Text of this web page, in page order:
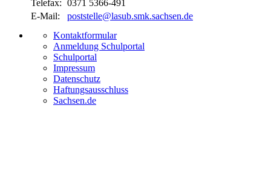
Telefax: 0371 5366-491
E-Mail:
poststelle@lasub.smk.sachsen.de
Kontaktformular
Anmeldung Schulportal
Schulportal
Impressum
Datenschutz
Haftungsausschluss
Sachsen.de